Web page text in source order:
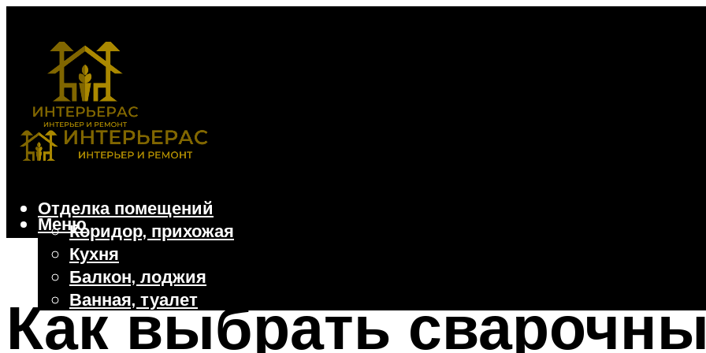
Отделка помещений
Коридор, прихожая
Кухня
Балкон, лоджия
Ванная, туалет
Дачные и частные дома
Отделочные материалы
Меню
Как выбрать